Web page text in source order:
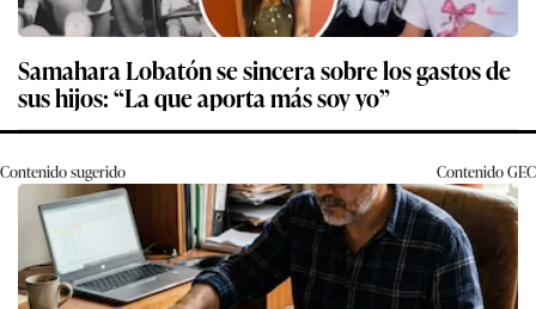
Samahara Lobatón se sincera sobre los gastos de
sus hijos: “La que aporta más soy yo”
Contenido sugerido ContenidoGEC